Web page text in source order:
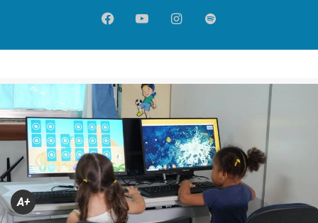
FacebookYouTubeInstagram
Spotify
A+